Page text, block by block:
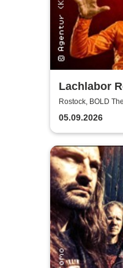
Lachlabor
Comedy-
The Club
Rostock, BOLD
Rostock
05.09.2026